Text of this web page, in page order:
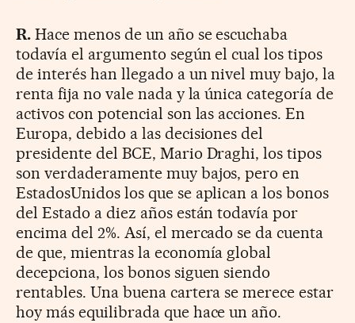
R.Hace menos de un año se escuchaba
todavía el argumento según el cual los tipos
de interés han llegado a un nivel muy bajo, la
renta fija no vale nada y la única categoría de
activos con potencial son las acciones. En
Europa, debido a las decisiones del
presidente del BCE, Mario Draghi, los tipos
son verdaderamente muy bajos, pero en
EstadosUnidos los que se aplican a los bonos
del Estado a diez años están todavía por
encima del 2%. Así, el mercado se da cuenta
de que, mientras la economía global
decepciona, los bonos siguen siendo
rentables. Una buena cartera se merece estar
hoy más equilibrada que hace un año.